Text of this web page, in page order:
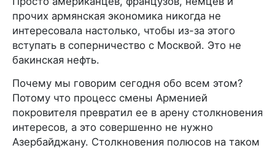
прочих армянская экономика никогда не
интересовала настолько, чтобы из-за этого
вступать в соперничество с Москвой. Это не
бакинская нефть.
Почему мы говорим сегодня обо всем этом?
Потому что процесс смены Арменией
покровителя превратил ее в арену столкновения
интересов, а это совершенно не нужно
Азербайджану. Столкновения полюсов на таком